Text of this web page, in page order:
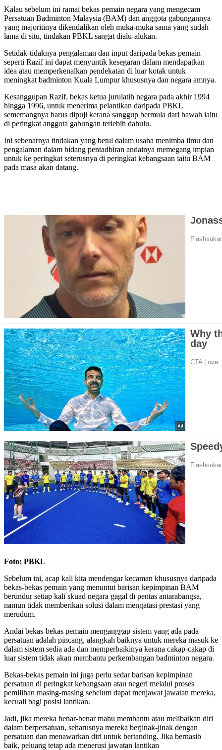
Kalau sebelum ini ramai bekas pemain negara yang mengecam
Persatuan Badminton Malaysia (BAM) dan anggota gabungannya
yang majoritinya dikendalikan oleh muka-muka sama yang sudah
lama di situ, tindakan PBKL sangat dialu-alukan.
Setidak-tidaknya pengalaman dan input daripada bekas pemain
seperti Razif ini dapat menyuntik kesegaran dalam mendapatkan
idea atau memperkenalkan pendekatan di luar kotak untuk
meningkat badminton Kuala Lumpur khususnya dan negara amnya.
Kesanggupan Razif, bekas ketua jurulatih negara pada akhir 1994
hingga 1996, untuk menerima pelantikan daripada PBKL
sememangnya harus dipuji kerana sanggup bermula dari bawah iaitu
di peringkat anggota gabungan terlebih dahulu.
Ini sebenarnya tindakan yang betul dalam usaha menimba ilmu dan
pengalaman dalam bidang pentadbiran andainya memegang impian
untuk ke peringkat seterusnya di peringkat kebangsaan iaitu BAM
pada masa akan datang.
Foto: PBKL
Sebelum ini, acap kali kita mendengar kecaman khususnya daripada
bekas-bekas pemain yang menuntut barisan kepimpinan BAM
berundur setiap kali skuad negara gagal di pentas antarabangsa,
namun tidak memberikan solusi dalam mengatasi prestasi yang
merudum.
Andai bekas-bekas pemain menganggap sistem yang ada pada
persatuan adalah pincang, alangkah baiknya untuk mereka masuk ke
dalam sistem sedia ada dan memperbaikinya kerana cakap-cakap di
luar sistem tidak akan membantu perkembangan badminton negara.
Bekas-bekas pemain ini juga perlu sedar barisan kepimpinan
persatuan di peringkat kebangsaan atau negeri melalui proses
pemilihan masing-masing sebelum dapat menjawat jawatan mereka,
kecuali bagi posisi lantikan.
Jadi, jika mereka benar-benar mahu membantu atau melibatkan diri
dalam berpersatuan, seharusnya mereka berjinak-jinak dengan
persatuan dan menawarkan diri untuk bertanding. Jika bernasib
baik, peluang tetap ada menerusi jawatan lantikan